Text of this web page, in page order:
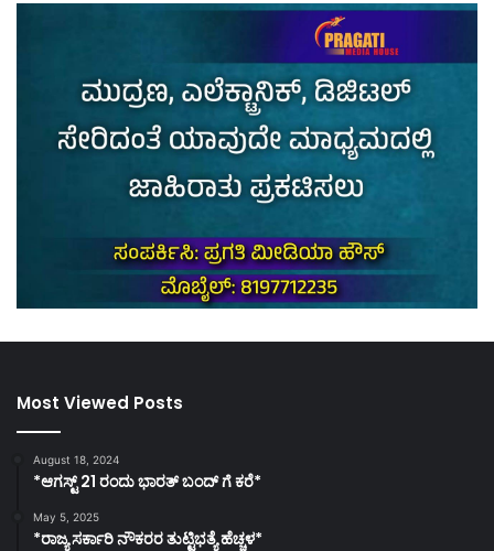
Most Viewed Posts
August 18, 2024
*ಆಗಸ್ಟ್ 21 ರಂದು ಭಾರತ್‌ ಬಂದ್‌ ಗೆ ಕರೆ*
May 5, 2025
*ರಾಜ್ಯ ಸರ್ಕಾರಿ ನೌಕರರ ತುಟ್ಟಿಭತ್ಯೆ ಹೆಚ್ಚಳ*